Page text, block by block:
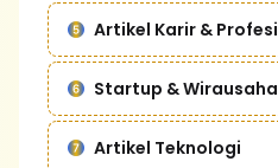
Artikel Karir & Profesi
Startup & Wirausaha
Artikel Teknologi